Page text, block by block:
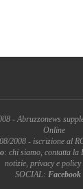
- Abruzzonews
Online
2008 - iscrizione al
: chi siamo, contatta la
notizie, privacy e policy
SOCIAL: Facebook